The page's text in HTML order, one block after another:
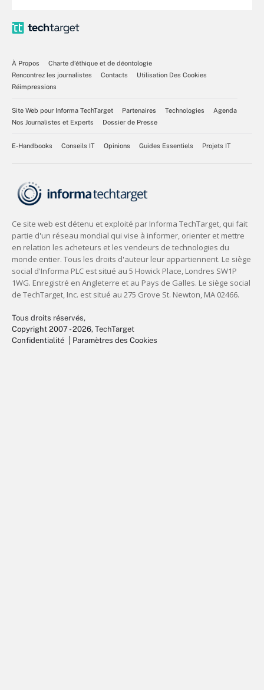
À Propos
Charte d’éthique et de déontologie
Rencontrez les journalistes
Contacts
Utilisation Des Cookies
Réimpressions
Site Web pour Informa TechTarget Partenaires Technologies
Agenda
Nos Journalistes et Experts
Dossier de Presse
E-Handbooks Conseils IT Opinions Guides Essentiels Projets IT
Tous droits réservés,
Copyright 2007 - 2026, TechTarget
Confidentialité
Paramètres des Cookies